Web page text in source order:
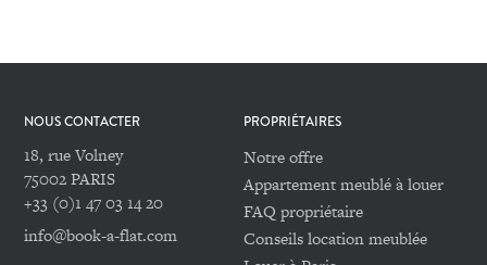
NOUS CONTACTER
18, rue Volney
75002 PARIS
+33 (0)1 47 03 14 20
info@book-a-flat.com
PROPRIÉTAIRES
Notre offre
Appartement meublé à louer
FAQ propriétaire
Conseils location meublée